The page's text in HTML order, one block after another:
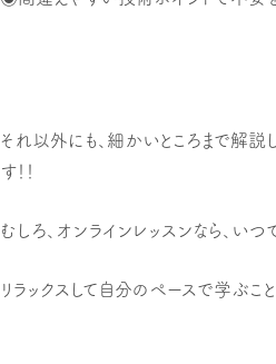
それ以外にも、細かいところまで解
す！！
むしろ、オンラインレッスンなら、いつで
リラックスして自分のペースで学ぶこ